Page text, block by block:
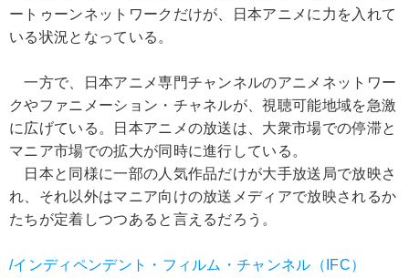
ートゥーンネットワークだけが、日本アニメに力を入れて
いる状況となっている。
一方で、日本アニメ専門チャンネルのアニメネットワー
クやファニメーション・チャネルが、視聴可能地域を急激
に広げている。日本アニメの放送は、大衆市場での停滞と
マニア市場での拡大が同時に進行している。
日本と同様に一部の人気作品だけが大手放送局で放映さ
れ、それ以外はマニア向けの放送メディアで放映されるか
たちが定着しつつあると言えるだろう。
/インディペンデント・フィルム・チャンネル（IFC）